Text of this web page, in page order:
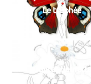
Le trophée
Conter fleurette